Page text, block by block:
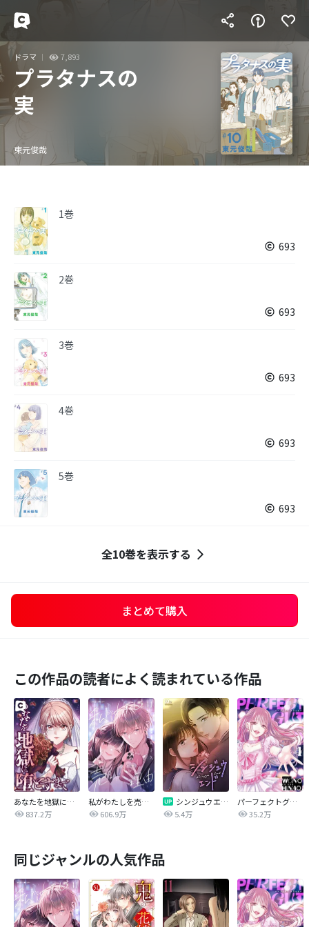
ドラマ 7,893
プラタナスの
実
東元俊哉
1巻
693
2巻
693
3巻
693
4巻
693
5巻
693
全10巻を表示する
まとめて購入
この作品の読者によく読まれている作品
あなたを地獄に堕とすまで
837.2万
私がわたしを売る理由
606.9万
シンジュウエンド【タテヨミ】
5.4万
パーフェクトグリッター
35.2万
同じジャンルの人気作品